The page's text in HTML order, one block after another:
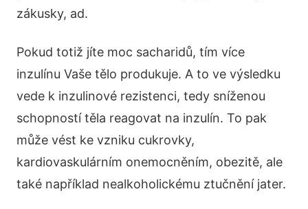
zákusky, ad.
Pokud totiž jíte moc sacharidů, tím více
inzulínu Vaše tělo produkuje. A to ve výsledku
vede k inzulinové rezistenci, tedy sníženou
schopností těla reagovat na inzulín. To pak
může vést ke vzniku cukrovky,
kardiovaskulárním onemocněním, obezitě, ale
také například nealkoholickému ztučnění jater.